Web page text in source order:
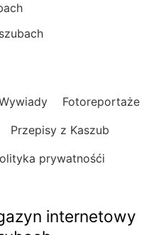
Fotoreportaże
Przepisy z Kaszub
prywatnośći
internetowy